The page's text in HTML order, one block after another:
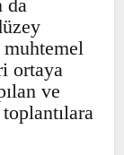
çıktı.
ve günü